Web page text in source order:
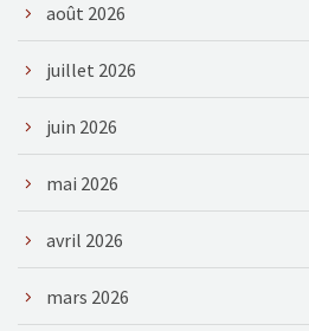
août 2026
juillet 2026
juin 2026
mai 2026
avril 2026
mars 2026